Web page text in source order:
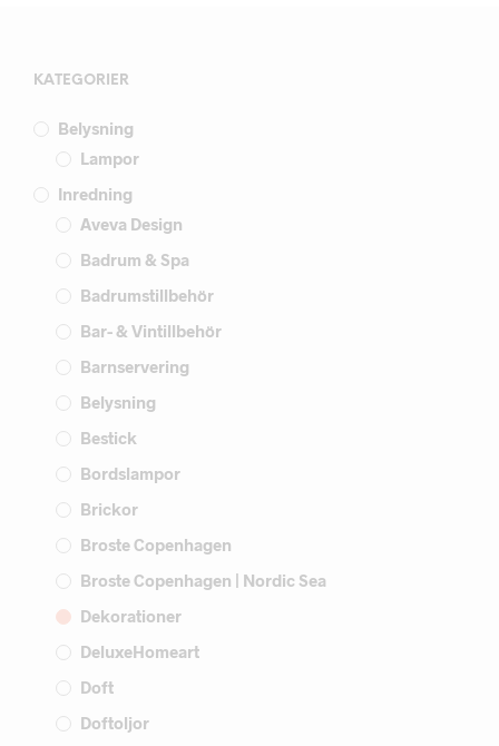
KATEGORIER
Belysning
Lampor
Inredning
Aveva Design
Badrum & Spa
Badrumstillbehör
Bar- & Vintillbehör
Barnservering
Belysning
Bestick
Bordslampor
Brickor
Broste Copenhagen
Broste Copenhagen | Nordic Sea
Dekorationer
DeluxeHomeart
Doft
Doftoljor